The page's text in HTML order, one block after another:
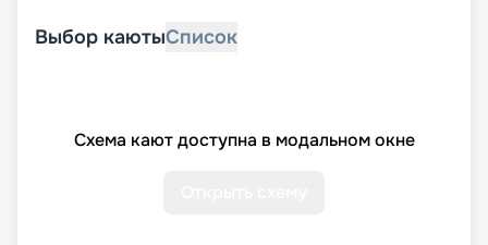
Выбор каютыСписок
Схема кают доступна в модальном окне